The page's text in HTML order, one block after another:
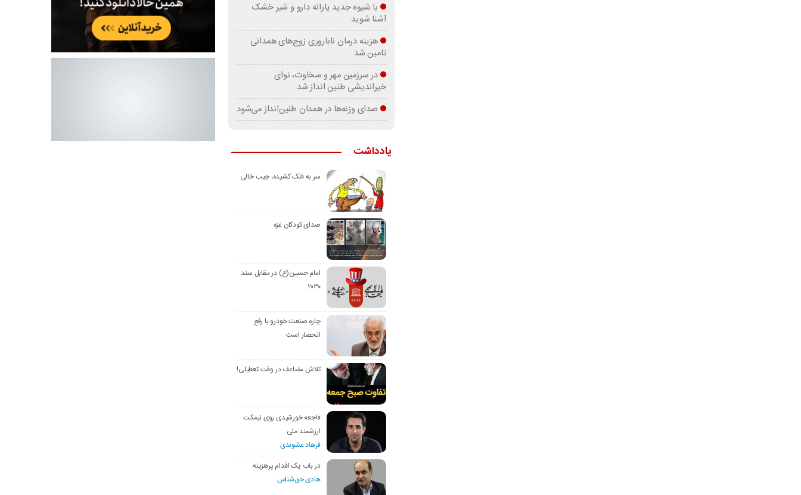
با شیوه جدید یارانه دارو و شیر خشک
آشنا شوید
هزینه درمان ناباروری زوج‌های همدانی
تامین شد
در سرزمین مهر و سخاوت، نوای
خیراندیشی طنین انداز شد
صدای وزنه‌ها در همدان طنین‌انداز می‌شود
یادداشت
سر به فلک کشیده، جیب خالی
صدای کودکان غزه
امام حسین(ع) در مقابل سند
۲۰۳۰
چاره صنعت خودرو با رفع
انحصار است
تلاش مضاعف در وقت تعطیلی!
فاجعه خورشیدی روی نیمکت
ارزشمند ملی
فرهاد عشوندی
در باب یک اقدام پرهزینه
هادی حق‌شناس